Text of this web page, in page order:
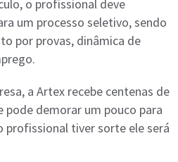
o profissional deve
um processo seletivo, sendo
por provas, dinâmica de
a Artex recebe centenas de
pode demorar um pouco para
profissional tiver sorte ele será